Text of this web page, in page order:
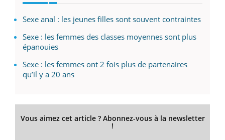
Sexe anal : les jeunes filles sont souvent contraintes
Sexe : les femmes des classes moyennes sont plus
épanouies
Sexe : les femmes ont 2 fois plus de partenaires
qu’il y a 20 ans
Vous aimez cet article ? Abonnez-vous à la newsletter
!